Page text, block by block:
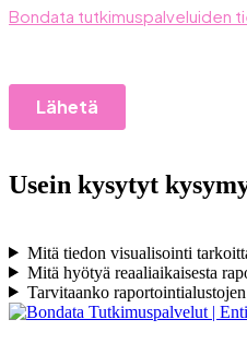
Usein kysytyt
Mitä tiedon visualisointi
Mitä hyötyä reaaliaikaisesta
Tarvitaanko